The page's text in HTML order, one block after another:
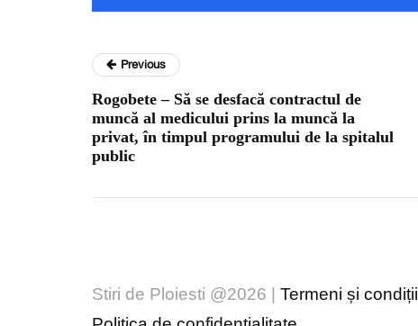
Previous
Rogobete – Să se desfacă contractul de
muncă al medicului prins la muncă la
privat, în timpul programului de la spitalul
public
Stiri de Ploiesti @2026 | Termeni și condiții